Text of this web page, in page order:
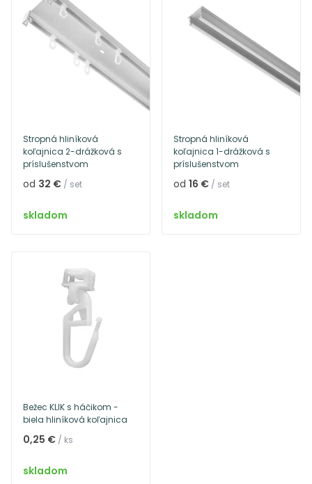
Stropná hliníková
koľajnica 2-drážková s
príslušenstvom
od 32 € / set
skladom
Stropná hliníková
koľajnica 1-drážková s
príslušenstvom
od 16 € / set
skladom
Bežec KLIK s háčikom -
biela hliníková koľajnica
0,25 € / ks
skladom